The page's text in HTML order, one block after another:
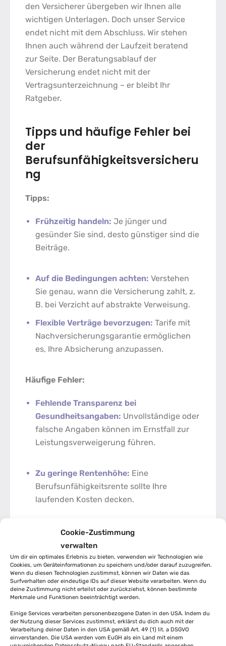
Cookie-Zustimmung
verwalten
Um dir ein optimales Erlebnis zu bieten, verwenden wir Technologien wie
Cookies, um Geräteinformationen zu speichern und/oder darauf zuzugreifen.
Wenn du diesen Technologien zustimmst, können wir Daten wie das
Surfverhalten oder eindeutige IDs auf dieser Website verarbeiten. Wenn du
deine Zustimmung nicht erteilst oder zurückziehst, können bestimmte
Merkmale und Funktionen beeinträchtigt werden.
Einige Services verarbeiten personenbezogene Daten in den USA. Indem du
der Nutzung dieser Services zustimmst, erklärst du dich auch mit der
Verarbeitung deiner Daten in den USA gemäß Art. 49 (1) lit. a DSGVO
einverstanden. Die USA werden vom EuGH als ein Land mit einem
den Versicherer übergeben wir Ihnen alle
wichtigen Unterlagen. Doch unser Service
endet nicht mit dem Abschluss. Wir stehen
Ihnen auch während der Laufzeit beratend
zur Seite. Der Beratungsablauf der
Versicherung endet nicht mit der
Vertragsunterzeichnung – er bleibt Ihr
Ratgeber.
Tipps und häufige Fehler bei
der
Berufsunfähigkeitsversicheru
ng
Tipps:
Frühzeitig handeln: Je jünger und
gesünder Sie sind, desto günstiger sind die
Beiträge.
Auf die Bedingungen achten: Verstehen
Sie genau, wann die Versicherung zahlt, z.
B. bei Verzicht auf abstrakte Verweisung.
Flexible Verträge bevorzugen: Tarife mit
Nachversicherungsgarantie ermöglichen
es, Ihre Absicherung anzupassen.
Häufige Fehler:
Fehlende Transparenz bei
Gesundheitsangaben: Unvollständige oder
falsche Angaben können im Ernstfall zur
Leistungsverweigerung führen.
Zu geringe Rentenhöhe: Eine
Berufsunfähigkeitsrente sollte Ihre
laufenden Kosten decken.
Falsche Priorität:Zu sehr auf den Preis
fokussieren, statt auf die Leistungen.
Woran erkennen Sie eine gute
Beratung?
Eine qualitativ hochwertige Beratung
zeichnet sich durch mehrere Merkmale aus: